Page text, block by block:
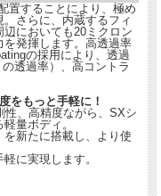
置することにより、極め
さらに、内蔵するフィ
においても20ミクロン
発揮します。高透過率
の採用により、透過
透過率）、高コントラ
をもっと手軽に！
性、高精度ながら、SXシ
量ボディ。
新たに搭載し、より使
に実現します。